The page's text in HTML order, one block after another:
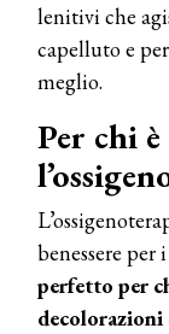
lenitivi che
capelluto e
meglio.
Per chi
benessere per
perfetto per
decolorazioni